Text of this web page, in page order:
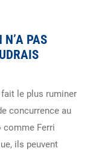
N’A PAS
le plus ruminer
concurrence au
comme Ferri
ils peuvent